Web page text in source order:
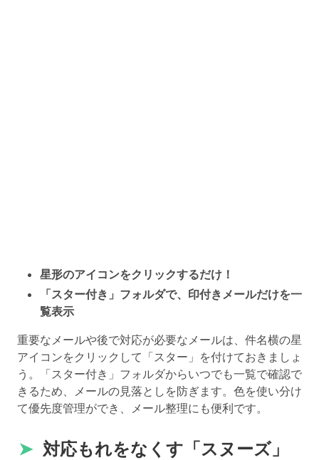
星形のアイコンをクリックするだけ！
「スター付き」フォルダで、印付きメールだけを一
覧表示
重要なメールや後で対応が必要なメールは、件名横の星
アイコンをクリックして「スター」を付けておきましょ
う。「スター付き」フォルダからいつでも一覧で確認で
きるため、メールの見落としを防ぎます。色を使い分け
て優先度管理ができ、メール整理にも便利です。
➤ 対応もれをなくす「スヌーズ」